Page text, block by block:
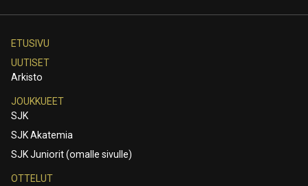
ETUSIVU
UUTISET
Arkisto
JOUKKUEET
SJK
SJK Akatemia
SJK Juniorit (omalle sivulle)
OTTELUT